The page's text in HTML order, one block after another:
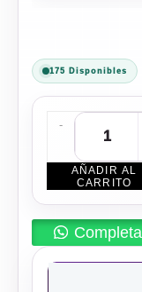
175 Disponibles
-
AÑADIR AL
CARRITO